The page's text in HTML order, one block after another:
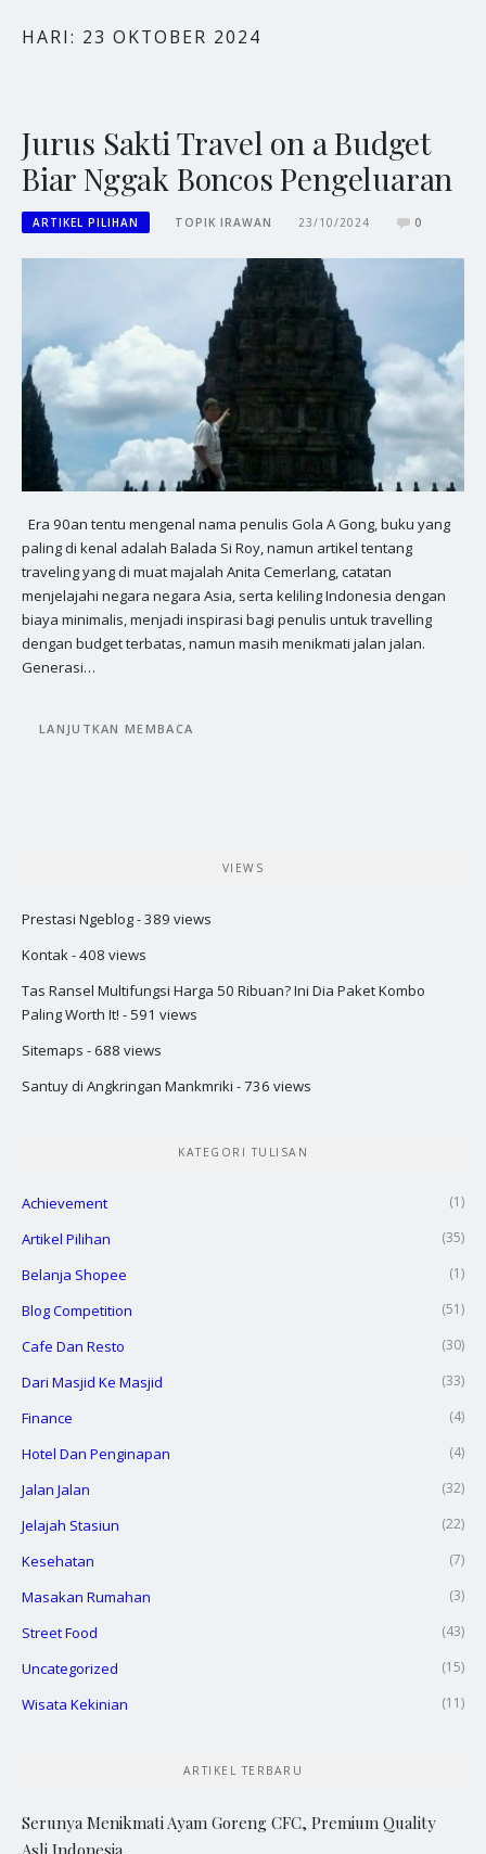
HARI: 23 OKTOBER 2024
Jurus Sakti Travel on a Budget
Biar Nggak Boncos Pengeluaran
ARTIKEL PILIHAN TOPIK IRAWAN 23/10/2024 0
Era 90an tentu mengenal nama penulis Gola A Gong, buku yang
paling di kenal adalah Balada Si Roy, namun artikel tentang
traveling yang di muat majalah Anita Cemerlang, catatan
menjelajahi negara negara Asia, serta keliling Indonesia dengan
biaya minimalis, menjadi inspirasi bagi penulis untuk travelling
dengan budget terbatas, namun masih menikmati jalan jalan.
Generasi…
LANJUTKAN MEMBACA
VIEWS
Prestasi Ngeblog- 389 views
Kontak- 408 views
Tas Ransel Multifungsi Harga 50 Ribuan? Ini Dia Paket Kombo
Paling Worth It! - 591 views
Sitemaps - 688 views
Santuy di Angkringan Mankmriki - 736 views
KATEGORI TULISAN
Achievement (1)
Artikel Pilihan (35)
Belanja Shopee (1)
Blog Competition (51)
Cafe Dan Resto (30)
Dari Masjid Ke Masjid (33)
Finance (4)
Hotel Dan Penginapan (4)
Jalan Jalan (32)
Jelajah Stasiun (22)
Kesehatan (7)
Masakan Rumahan (3)
Street Food (43)
Uncategorized (15)
Wisata Kekinian (11)
ARTIKEL TERBARU
Serunya Menikmati Ayam Goreng CFC, Premium Quality